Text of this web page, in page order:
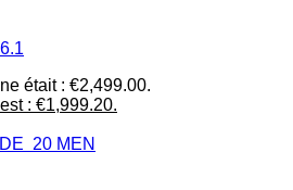
était : €2,499.00.
: €1,999.20.